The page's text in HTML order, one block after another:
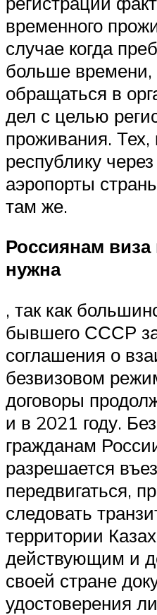
временного
случае когда
больше времени,
обращаться в
дел с целью
проживания.
республику
аэропорты
там же.
Россиянам виза
нужна
, так как
бывшего СССР
соглашения о
безвизовом
договоры
и в 2021 году.
гражданам
разрешается
передвигаться,
следовать
территории
действующим и
своей стране
удостоверения